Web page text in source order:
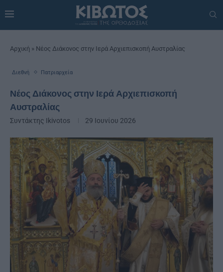
Αρχική » Νέος Διάκονος στην Ιερά Αρχιεπισκοπή Αυστραλίας
Διεθνή Πατριαρχεία
Νέος Διάκονος στην Ιερά Αρχιεπισκοπή
Αυστραλίας
Συντάκτης Ikivotos 29 Ιουνίου 2026